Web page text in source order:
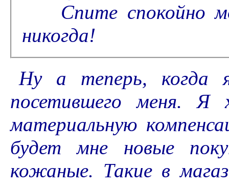
Спите спокойно
никогда!
Ну а теперь, когда
посетившего меня. Я
материальную
будет мне новые
кожаные. Такие в